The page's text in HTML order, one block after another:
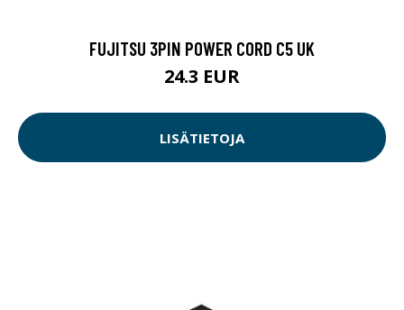
FUJITSU 3PIN POWER CORD C5 UK
24.3 EUR
LISÄTIETOJA